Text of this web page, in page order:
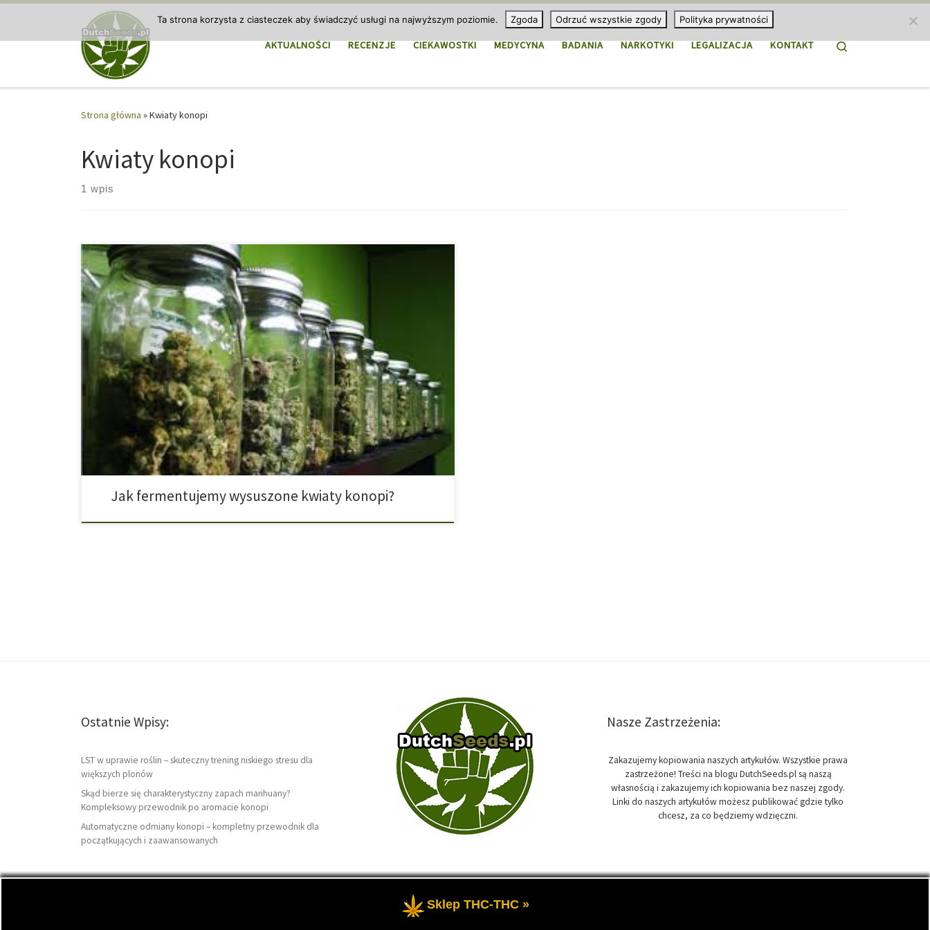
Przejdź do treści
AKTUALNOŚCI RECENZJE CIEKAWOSTKI MEDYCYNA BADANIA NARKOTYKI LEGALIZACJA KONTAKT Search
Strona główna »Kwiaty konopi
Kwiaty konopi
1 wpis
Po wysuszeniu kwiatów konopi, znajduje się w nich jeszcze trochę wody. Są to małe
ilości, ale powodują one, że roślina jeszcze „żyje”. W tej „żyjącej” roślinie znajdują się
różne enzymy, które są jeszcze aktywne. Kwiaty zawierają również chlorofil, dzięki
któremu są jeszcze koloru zielonego. Jednak przy paleniu chlorofil nie smakuje […]
Jak fermentujemy wysuszone kwiaty konopi?
Ostatnie Wpisy:
LST w uprawie roślin – skuteczny trening niskiego stresu dla
większych plonów
Skąd bierze się charakterystyczny zapach marihuany?
Kompleksowy przewodnik po aromacie konopi
Automatyczne odmiany konopi – kompletny przewodnik dla
początkujących i zaawansowanych
Nasze Zastrzeżenia:
Zakazujemy kopiowania naszych artykułów. Wszystkie prawa
zastrzeżone! Treści na blogu DutchSeeds.pl są naszą
własnością i zakazujemy ich kopiowania bez naszej zgody.
Linki do naszych artykułów możesz publikować gdzie tylko
chcesz, za co będziemy wdzięczni.
- Temat przewodni blogu, wszystko na temat marihuany oraz roślin konopi indyjskich, zwanych cannabis.
Ta strona korzysta z ciasteczek aby świadczyć usługi na najwyższym poziomie. Zgoda Odrzuć wszystkie zgody Polityka prywatności
Sklep THC-THC »